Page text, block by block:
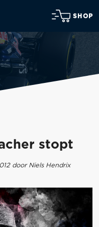
SHOP
stopt
door Niels Hendrix